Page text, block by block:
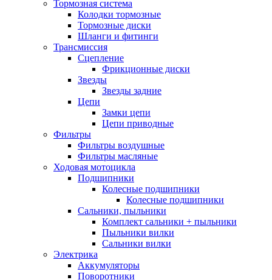
Тормозная система
Колодки тормозные
Тормозные диски
Шланги и фитинги
Трансмиссия
Cцепление
Фрикционные диски
Звезды
Звезды задние
Цепи
Замки цепи
Цепи приводные
Фильтры
Фильтры воздушные
Фильтры масляные
Ходовая мотоцикла
Подшипники
Колесные подшипники
Колесные подшипники
Сальники, пыльники
Комплект сальники + пыльники
Пыльники вилки
Сальники вилки
Электрика
Аккумуляторы
Поворотники